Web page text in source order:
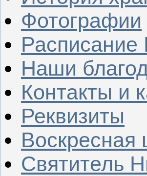
Фотографии
Расписание
Наши
Контакты и
Реквизиты
Воскресная
Святитель